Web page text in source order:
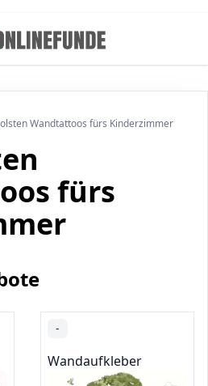
Wandtattoos fürs Kinderzimmer
fürs
-
Wandaufkleber